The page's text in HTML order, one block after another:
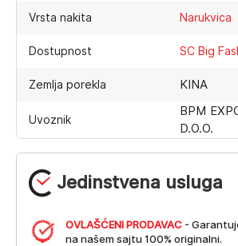
Jedinstvena usluga
OVLAŠĆENI PRODAVAC -
na našem sajtu 100% originalni.
Vrsta nakita Narukvica
Dostupnost SC Big
Zemlja porekla KINA
Uvoznik
BPM
D.O.O.